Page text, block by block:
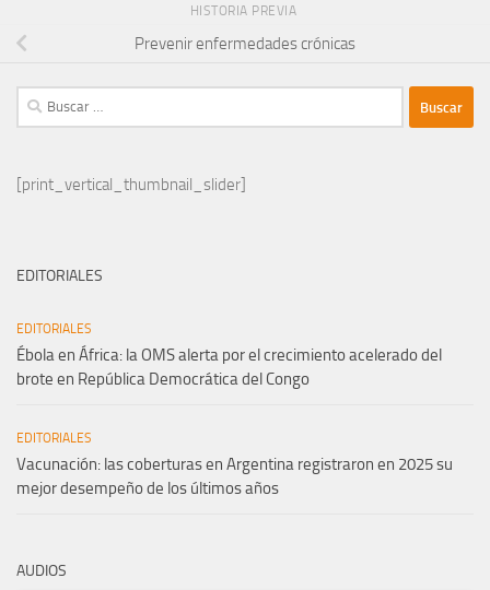
HISTORIA PREVIA
Prevenir enfermedades crónicas
Buscar:
[print_vertical_thumbnail_slider]
EDITORIALES
EDITORIALES
Ébola en África: la OMS alerta por el crecimiento acelerado del
brote en República Democrática del Congo
EDITORIALES
Vacunación: las coberturas en Argentina registraron en 2025 su
mejor desempeño de los últimos años
AUDIOS